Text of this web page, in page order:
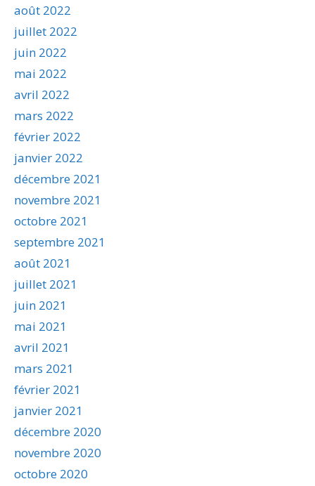
août 2022
juillet 2022
juin 2022
mai 2022
avril 2022
mars 2022
février 2022
janvier 2022
décembre 2021
novembre 2021
octobre 2021
septembre 2021
août 2021
juillet 2021
juin 2021
mai 2021
avril 2021
mars 2021
février 2021
janvier 2021
décembre 2020
novembre 2020
octobre 2020